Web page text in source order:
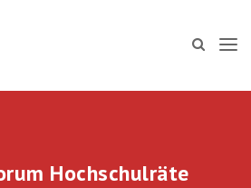
Hochschulräte